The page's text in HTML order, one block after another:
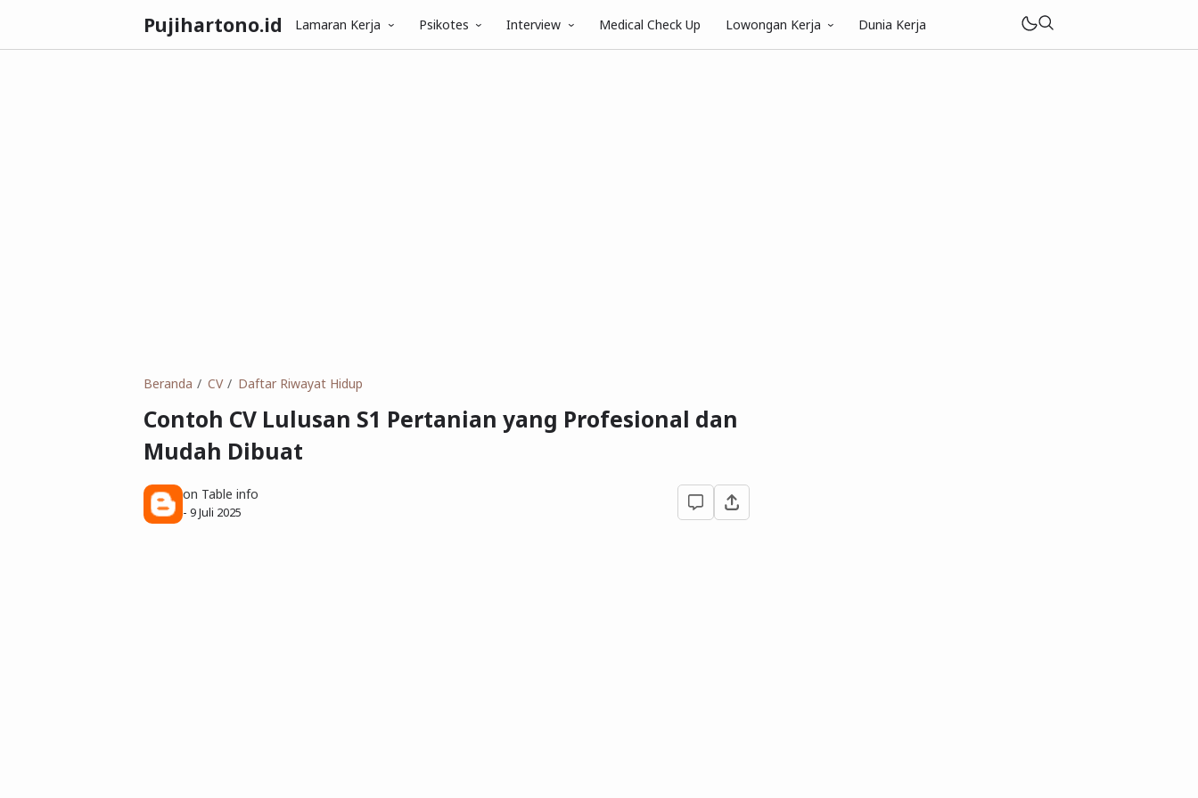
Pujihartono.id Lamaran Kerja Psikotes Interview Medical Check Up Lowongan Kerja Dunia Kerja
Beranda CV Daftar Riwayat Hidup
Contoh CV Lulusan S1 Pertanian yang Profesional dan
Mudah Dibuat
on Table info
- 9 Juli 2025